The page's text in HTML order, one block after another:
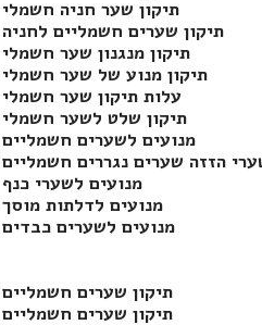
תיקון שער חניה חשמלי
תיקון שערים חשמליים
תיקון מנגנון שער
תיקון מנוע של שער חשמלי
עלות תיקון שער חשמלי
תיקון שלט לשער חשמלי
מנועים לשערים חשמליים
הזזה שערים נגררים חשמליים
מנועים לשערי
מנועים לדלתות
מנועים לשערים כבדים
תיקון שערים
תיקון שערים